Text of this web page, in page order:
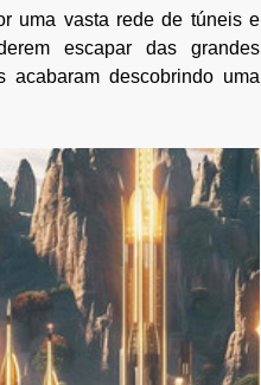
uma vasta rede de túneis e
escapar das grandes
acabaram descobrindo uma